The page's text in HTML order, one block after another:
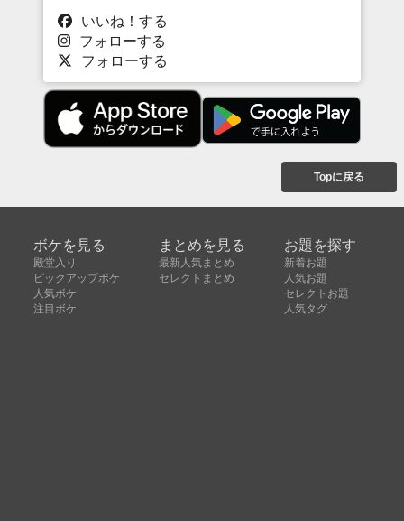
いいね！する
フォローする
フォローする
Topに戻る
ボケを見る
殿堂入り
ピックアップボケ
人気ボケ
注目ボケ
まとめを見る
最新人気まとめ
セレクトまとめ
お題を探す
新着お題
人気お題
セレクトお題
人気タグ